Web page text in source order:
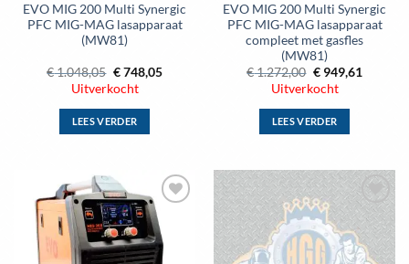
EVO MIG 200 Multi Synergic
PFC MIG-MAG lasapparaat
(MW81)
€1.048,05 Oorspronkelijke
prijs
was:
€ 1.048,05.
€748,05Huidige
Uitverkocht
LEES VERDER
EVO MIG 200 Multi Synergic
PFC MIG-MAG lasapparaat
compleet met gasfles
(MW81)
€1.272,00 Oorspronkelijke
prijs
was:
€ 1.272,00.
€949,61
Uitverkocht
LEES VERDER
Toevoegen
aan
wenslijst
Toevoegen
aan
wenslijst